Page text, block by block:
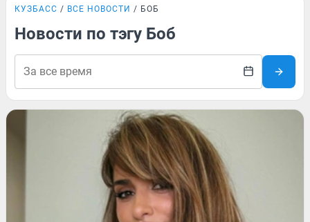
КУЗБАСС ВСЕ НОВОСТИ БОБ
Новости по тэгу Боб